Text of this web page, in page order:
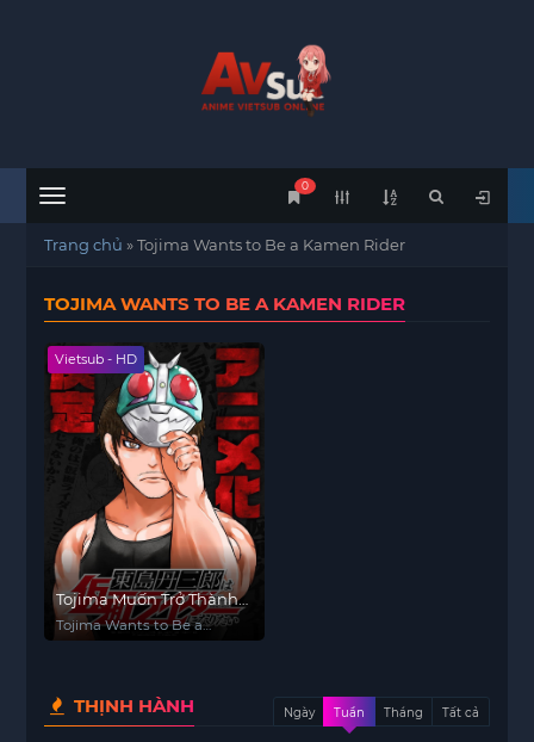
Menu
0
Trang chủ »Tojima Wants to Be a Kamen Rider
TOJIMA WANTS TO BE A KAMEN RIDER
Vietsub - HD
Tojima Muốn Trở Thành
Kamen Rider
Tojima Wants to Be a
THỊNH HÀNH Ngày Tuần Tháng Tất cả